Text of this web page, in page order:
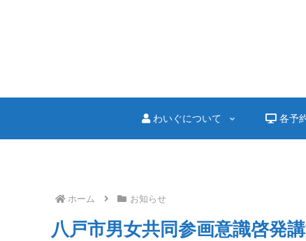
わいぐについて 各予
ホーム お知らせ
八戸市男女共同参画意識啓発